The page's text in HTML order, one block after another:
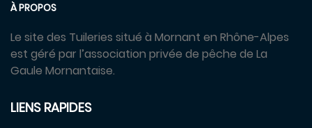
À PROPOS
Le site des Tuileries situé à Mornant en Rhône-Alpes
est géré par l’association privée de pêche de La
Gaule Mornantaise.
LIENS RAPIDES